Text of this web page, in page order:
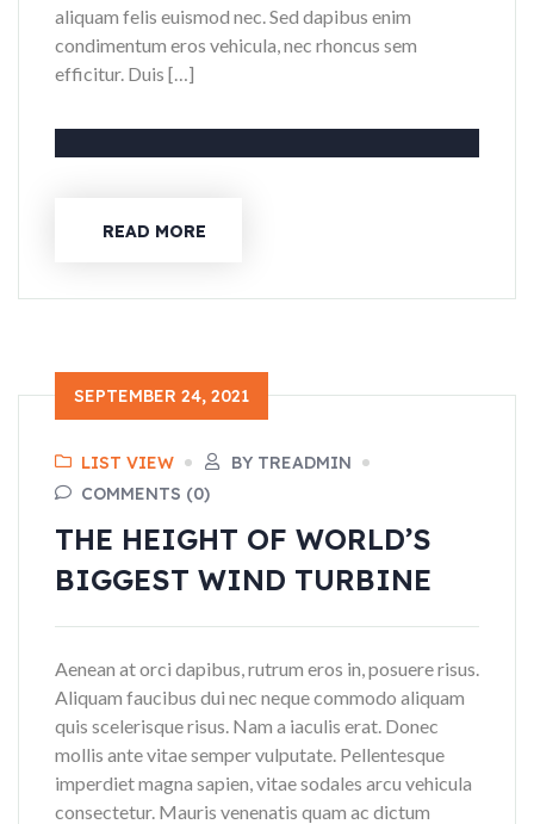
aliquam felis euismod nec. Sed dapibus enim
condimentum eros vehicula, nec rhoncus sem
efficitur. Duis […]
READ MORE
SEPTEMBER 24, 2021
LIST VIEW
BY TREADMIN
COMMENTS (0)
THE HEIGHT OF WORLD’S
BIGGEST WIND TURBINE
Aenean at orci dapibus, rutrum eros in, posuere risus.
Aliquam faucibus dui nec neque commodo aliquam
quis scelerisque risus. Nam a iaculis erat. Donec
mollis ante vitae semper vulputate. Pellentesque
imperdiet magna sapien, vitae sodales arcu vehicula
consectetur. Mauris venenatis quam ac dictum